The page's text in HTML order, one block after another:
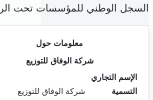
السجل الوطني للمؤسسات تحت
معلومات حول
شركة الوفاق للتوزيع
الإسم التجاري
التسمية
شركة الوفاق للتوزيع